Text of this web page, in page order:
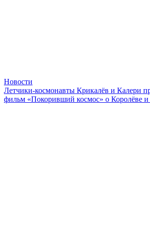
Новости
Летчики-космонавты Крикалёв и Калери
фильм «Покоривший космос» о Королёве и